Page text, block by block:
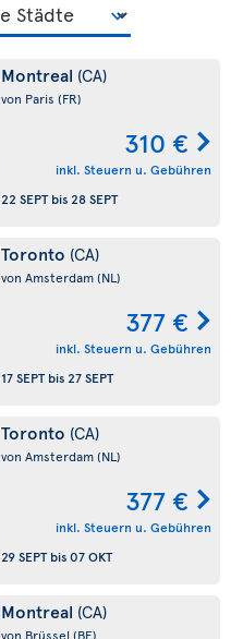
Montreal (CA)
von Paris (FR)
310 €
inkl. Steuern u. Gebühren
22 SEPTbis28 SEPT
Toronto (CA)
von Amsterdam(NL)
377 €
inkl. Steuern u. Gebühren
17 SEPTbis27 SEPT
Toronto (CA)
von Amsterdam(NL)
377 €
inkl. Steuern u. Gebühren
29 SEPTbis07 OKT
Montreal (CA)
von Brüssel (BE)